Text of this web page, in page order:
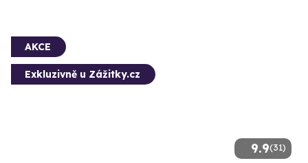
9.9(31)
AKCE
Exkluzivně u Zážitky.cz